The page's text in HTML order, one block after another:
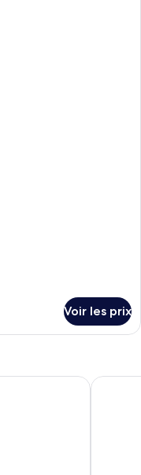
Voir les prix
Lucia